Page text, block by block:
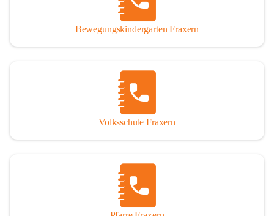
Bewegungskindergarten Fraxern
Volksschule Fraxern